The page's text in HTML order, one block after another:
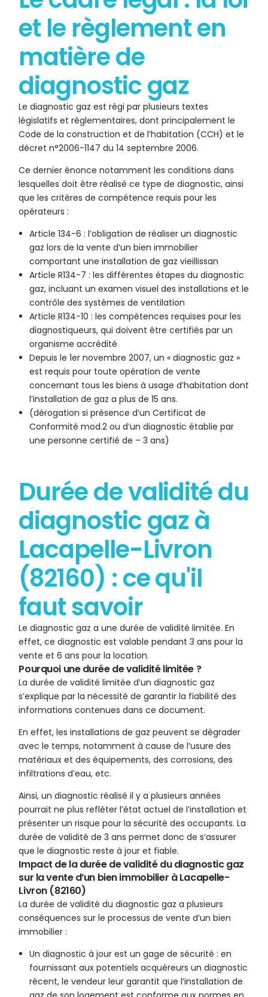
et le règlement en
matière de
diagnostic gaz
Le diagnostic gaz est régi par plusieurs textes
législatifs et réglementaires, dont principalement le
Code de la construction et de l’habitation (CCH) et le
décret n°2006-1147 du 14 septembre 2006.
Ce dernier énonce notamment les conditions dans
lesquelles doit être réalisé ce type de diagnostic, ainsi
que les critères de compétence requis pour les
opérateurs :
Article 134-6 : l’obligation de réaliser un diagnostic
gaz lors de la vente d’un bien immobilier
comportant une installation de gaz vieillissan
Article R134-7 : les différentes étapes du diagnostic
gaz, incluant un examen visuel des installations et le
contrôle des systèmes de ventilation
Article R134-10 : les compétences requises pour les
diagnostiqueurs, qui doivent être certifiés par un
organisme accrédité
Depuis le 1er novembre 2007, un « diagnostic gaz »
est requis pour toute opération de vente
concernant tous les biens à usage d’habitation dont
l’installation de gaz a plus de 15 ans.
(dérogation si présence d’un Certificat de
Conformité mod.2 ou d’un diagnostic établie par
une personne certifié de – 3 ans)
Durée de validité du
diagnostic gaz à
Lacapelle-Livron
(82160) : ce qu'il
faut savoir
Le diagnostic gaz a une durée de validité limitée. En
effet, ce diagnostic est valable pendant 3 ans pour la
vente et 6 ans pour la location.
Pourquoi une durée de validité limitée ?
La durée de validité limitée d’un diagnostic gaz
s’explique par la nécessité de garantir la fiabilité des
informations contenues dans ce document.
En effet, les installations de gaz peuvent se dégrader
avec le temps, notamment à cause de l’usure des
matériaux et des équipements, des corrosions, des
infiltrations d’eau, etc.
Ainsi, un diagnostic réalisé il y a plusieurs années
pourrait ne plus refléter l’état actuel de l’installation et
présenter un risque pour la sécurité des occupants. La
durée de validité de 3 ans permet donc de s’assurer
que le diagnostic reste à jour et fiable.
Impact de la durée de validité du diagnostic gaz
sur la vente d’un bien immobilier à Lacapelle-
Livron (82160)
La durée de validité du diagnostic gaz a plusieurs
conséquences sur le processus de vente d’un bien
immobilier :
Un diagnostic à jour est un gage de sécurité : en
fournissant aux potentiels acquéreurs un diagnostic
récent, le vendeur leur garantit que l’installation de